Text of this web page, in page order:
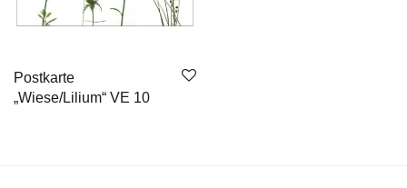
Postkarte
„Wiese/Lilium“ VE 10